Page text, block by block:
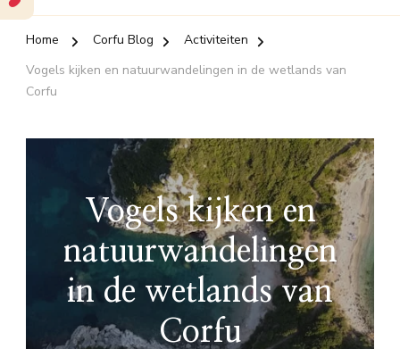
Home Corfu Blog
Activiteiten
Vogels kijken en natuurwandelingen in de wetlands van
Corfu
Vogels kijken en
natuurwandelingen
in de wetlands van
Corfu